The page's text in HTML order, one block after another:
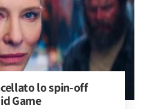
lo spin-off
Game